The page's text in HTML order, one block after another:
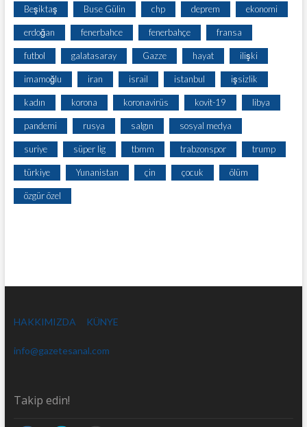
Beşiktaş Buse Gülin chp deprem ekonomi
erdoğan fenerbahce fenerbahçe fransa
futbol galatasaray Gazze hayat ilişki
imamoğlu iran israil istanbul işsizlik
kadın korona koronavirüs kovit-19 libya
pandemi rusya salgın sosyal medya
suriye süper lig tbmm trabzonspor trump
türkiye Yunanistan çin çocuk ölüm
özgür özel
HAKKIMIZDA KÜNYE
info@gazetesanal.com
Takip edin!